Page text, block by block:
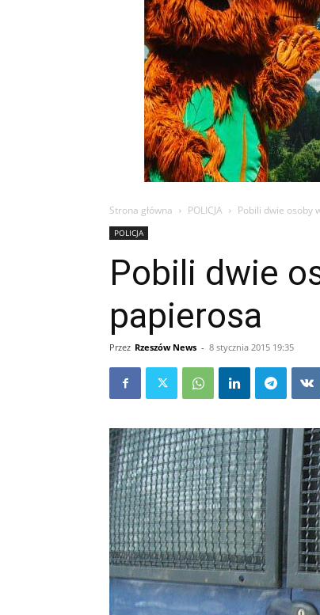
Strona główna POLICJA Pobili dwie osoby
POLICJA
Pobili dwie
papierosa
Przez Rzeszów News - 8 stycznia 2015 19:35